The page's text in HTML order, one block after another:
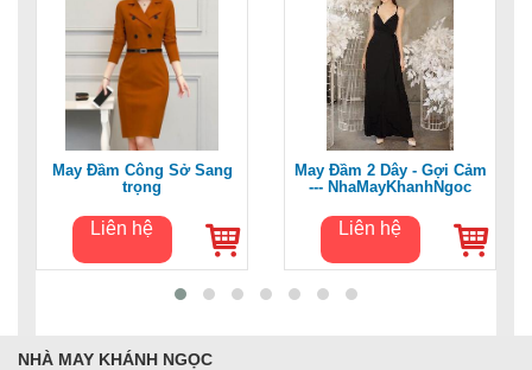
May Đầm Công Sở Sang
trọng
Liên hệ
May Đầm 2 Dây - Gợi Cảm
--- NhaMayKhanhNgoc
Liên hệ
NHÀ MAY KHÁNH NGỌC